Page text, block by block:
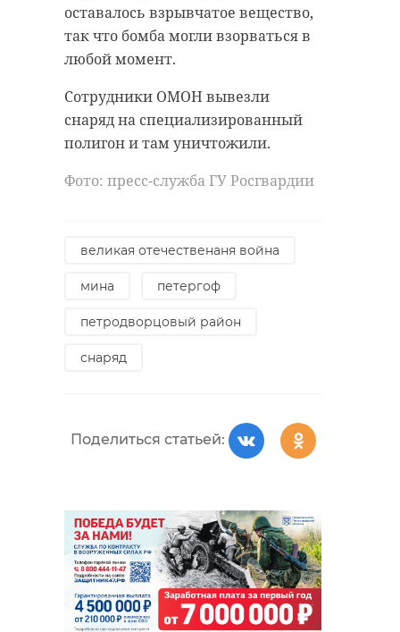
оставалось взрывчатое вещество,
так что бомба могли взорваться в
любой момент.
Сотрудники ОМОН вывезли
снаряд на специализированный
полигон и там уничтожили.
Фото: пресс-служба ГУ Росгвардии
великая отечественаня война
мина петергоф
петродворцовый район
снаряд
Поделиться статьей:
гатчинский район
добровольцы
реставрация усадьба
Поделиться статьей:
Хирург из
Петербурга
восстанавливает
старинную финск
Уникальную
реликвию
века
история
Поделиться статьей: